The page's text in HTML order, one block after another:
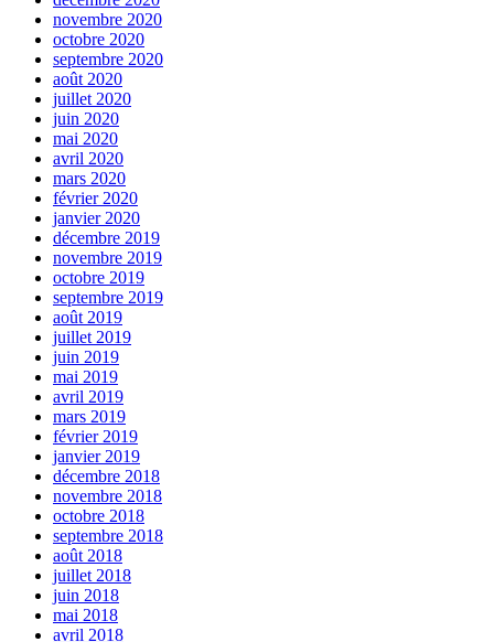
novembre 2020
octobre 2020
septembre 2020
août 2020
juillet 2020
juin 2020
mai 2020
avril 2020
mars 2020
février 2020
janvier 2020
décembre 2019
novembre 2019
octobre 2019
septembre 2019
août 2019
juillet 2019
juin 2019
mai 2019
avril 2019
mars 2019
février 2019
janvier 2019
décembre 2018
novembre 2018
octobre 2018
septembre 2018
août 2018
juillet 2018
juin 2018
mai 2018
avril 2018